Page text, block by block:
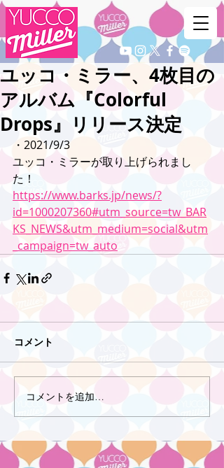
ユッコ・ミラー、4枚目の
アルバム『Colorful
Drops』リリース決定
・2021/9/3
ユッコ・ミラーが取り上げられまし
た！
https://www.barks.jp/news/?
id=1000207360#utm_source=tw_BAR
KS_NEWS&utm_medium=social&utm
_campaign=tw_auto
コメント
コメントを追加…